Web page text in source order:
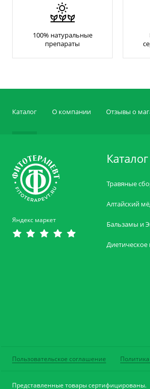
100% натуральные
препараты
Каталог О компании Отзывы о
Яндекс маркет
Травяные
Алтайский
Бальзамы и
Диетическое
Пользовательское соглашение
Представленные товары сертифицированы.